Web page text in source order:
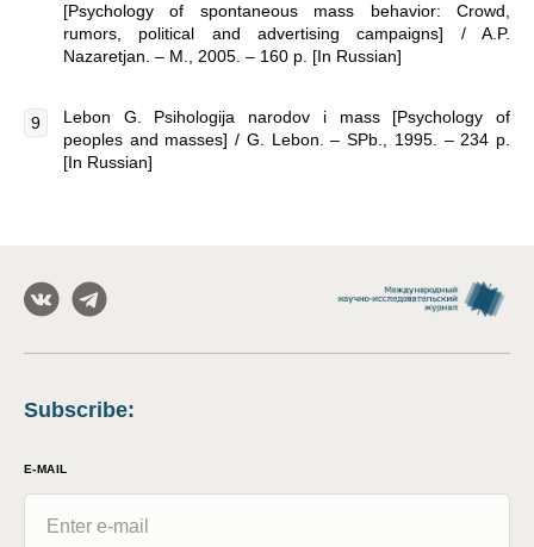
[Psychology of spontaneous mass behavior: Crowd,
rumors, political and advertising campaigns] / A.P.
Nazaretjan. – M., 2005. – 160 p. [In Russian]
Lebon G. Psihologija narodov i mass [Psychology of
peoples and masses] / G. Lebon. – SPb., 1995. – 234 p.
[In Russian]
Subscribe:
E-MAIL